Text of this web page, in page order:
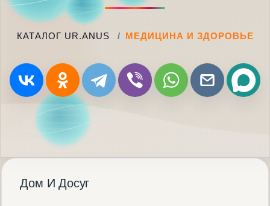
КАТАЛОГ UR.ANUS МЕДИЦИНА И ЗДОРОВЬЕ
Дом И Досуг